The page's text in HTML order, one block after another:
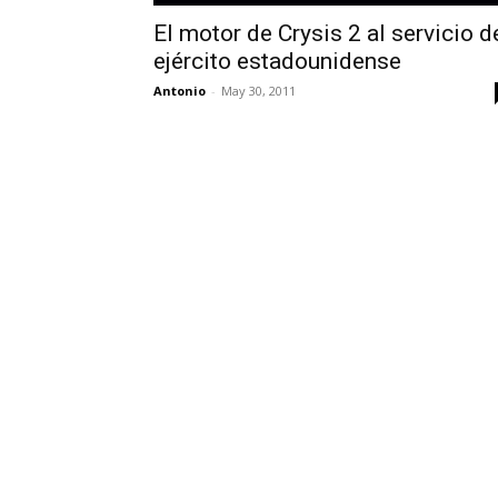
El motor de Crysis 2 al servicio
ejército estadounidense
Antonio - May 30, 2011